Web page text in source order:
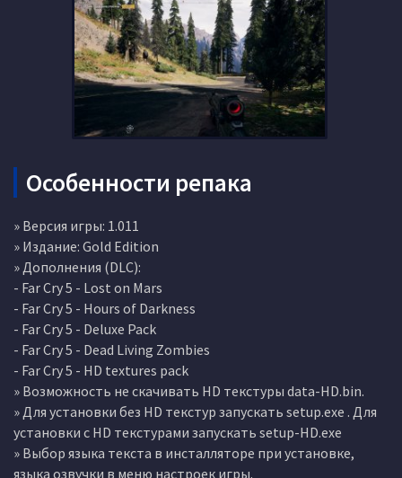
Особенности репака
» Версия игры: 1.011
» Издание: Gold Edition
» Дополнения (DLC):
- Far Cry 5 - Lost on Mars
- Far Cry 5 - Hours of Darkness
- Far Cry 5 - Deluxe Pack
- Far Cry 5 - Dead Living Zombies
- Far Cry 5 - HD textures pack
» Возможность не скачивать HD текстуры data-HD.bin.
» Для установки без HD текстур запускать setup.exe . Для
установки с HD текстурами запускать setup-HD.exe
» Выбор языка текста в инсталляторе при установке,
языка озвучки в меню настроек игры.